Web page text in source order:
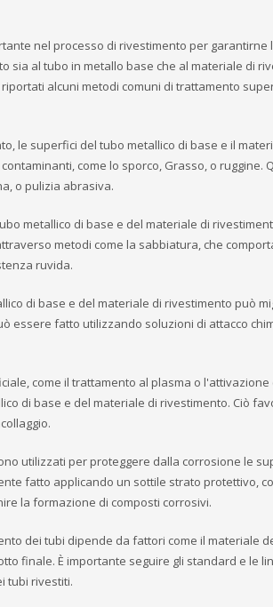
nel processo di rivestimento per garantirne
al tubo in metallo base che al materiale di
alcuni metodi comuni di trattamento
le superfici del tubo metallico di base e il
come lo sporco, Grasso, o ruggine.
o pulizia abrasiva.
metallico di base e del materiale di
metodi come la sabbiatura, che
ruvida.
di base e del materiale di rivestimento può
essere fatto utilizzando soluzioni di attacco
come il trattamento al plasma o l'attivazione
di base e del materiale di rivestimento. Ciò
utilizzati per proteggere dalla corrosione le
fatto applicando un sottile strato protettivo,
la formazione di composti corrosivi.
dei tubi dipende da fattori come il materiale
finale. È importante seguire gli standard e le
tubi rivestiti.